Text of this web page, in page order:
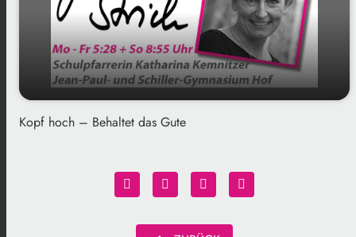
play_arrow Gedankenstrich am 03.02.2025
Kopf hoch – Behaltet das Gute